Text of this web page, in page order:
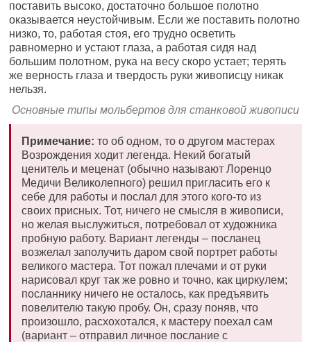
поставить высоко, достаточно большое полотно
оказывается неустойчивым. Если же поставить полотно
низко, то, работая стоя, его трудно осветить
равномерно и устают глаза, а работая сидя над
большим полотном, рука на весу скоро устает; терять
же верность глаза и твердость руки живописцу никак
нельзя.
Основные типы мольбертов для станковой живописи
Примечание: то об одном, то о другом мастерах
Возрождения ходит легенда. Некий богатый
ценитель и меценат (обычно называют Лоренцо
Медичи Великолепного) решил пригласить его к
себе для работы и послал для этого кого-то из
своих присных. Тот, ничего не смысля в живописи,
но желая выслужиться, потребовал от художника
пробную работу. Вариант легенды – посланец
возжелал заполучить даром свой портрет работы
великого мастера. Тот пожал плечами и от руки
нарисовал круг так же ровно и точно, как циркулем;
посланнику ничего не осталось, как предъявить
повелителю такую пробу. Он, сразу поняв, что
произошло, расхохотался, к мастеру поехал сам
(вариант – отправил личное послание с